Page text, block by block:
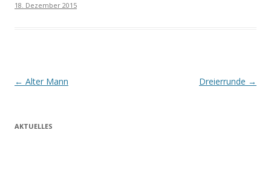
18. Dezember 2015
Beitrags-
← Alter Mann Dreierrunde →
AKTUELLES